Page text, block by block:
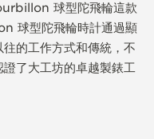
球型陀飛輪這款
球型陀飛輪時計通過顯
的工作方式和傳統，不
了大工坊的卓越製錶工